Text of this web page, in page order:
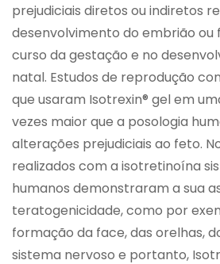
prejudiciais diretos ou indiretos
desenvolvimento do embrião ou
curso da gestação e no
natal. Estudos de reprodução
que usaram Isotrexin® gel em
vezes maior que a posologia
alterações prejudiciais ao feto.
realizados com a isotretinoína
humanos demonstraram a sua
teratogenicidade, como por
formação da face, das orelhas,
sistema nervoso e portanto,